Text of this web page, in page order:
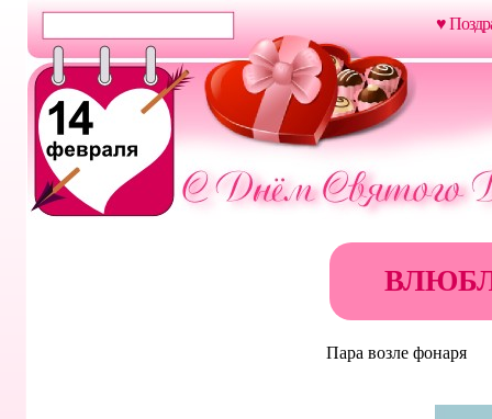
♥
Пара возле фонаря